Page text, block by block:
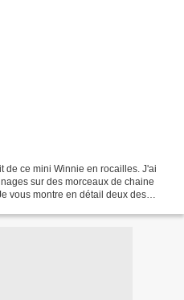
de ce mini Winnie en rocailles. J'ai
sur des morceaux de chaine
vous montre en détail deux des